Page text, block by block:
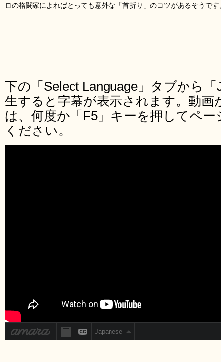
ロの格闘家によればとっても意外な「首折り」のコツがあるそうです
下の「Select Language」タブから
生すると字幕が表示されます。動画
は、何度か「F5」キーを押してペ
ください。